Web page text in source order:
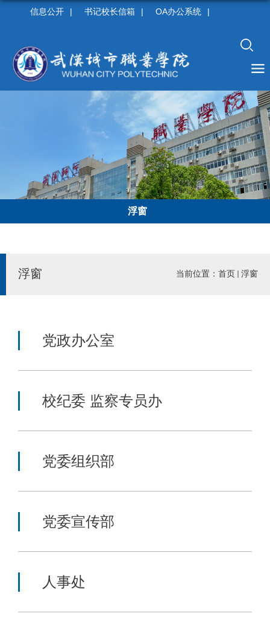
信息公开 | 书记校长信箱 | OA办公系统 |
浮窗
浮窗 当前位置： 首页 浮窗
党政办公室
校纪委 监察专员办
党委组织部
党委宣传部
人事处